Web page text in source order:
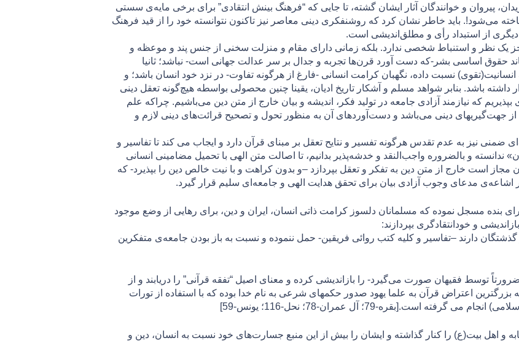
پیروان و خوانندگان آثار ایشان گشته، تا جایی که “فرهنگ بینش انتقادی” برای برخی مایه‌ی سستی
می‌شود!. باید خاطر نشان کرد که روشنفکری دینی معاصر نیز تاکنون نتوانسته خود را از قید فرهنگ
از استبداد رأی و مطلق‌اندیشی است.
یک نظر و استنباط شخصی ندارد. بلکه زمانی دارای مقام و منزلت سخنی از جنس پند و موعظه و
حقوق اساسی بشر-که دست آورد قرن‌ها تجربه و جدال بر سر عدالت جهانی است- نباشد؛ ثانیا
نسبت داده، نگهبان کرامت انسانی -فارغ از هرگونه تفاوت- در نزد خود انسان باشد؛ و
داشته باشد. بنابر شواهد مسلم و آشکار تاریخ اديان، یقینا چنین محصولی بواسطه هیچ‌گونه تعقل دینی
که نیازمند آزادی جامعه در تولید فکر، اندیشه و بیان خارج از متن دین می‌باشیم. چراکه علم
جهت‌گیریهای دینی می‌باشد و دست‌آوردهای آن به منظور تحول و تصحیح قرائت‌های دینی لازم و
ضمنی نیز به عدم تقدس هرگونه تفسیر و نتایح تعقل بر مبنای قرآن دارد و ایجاب می کند تا تفاسیر و
ندانسته و بالضروره واجب‌النقد و خدشه‌پذیر بدانیم، تا اصالت متن الهی با تحمیل مضامینی انسانی
مجاز است خارج از متن دین به تفکر و تعقل بپردازد –و بدون کراهت و با نیت خالص دین را بپذیرد- که
اشاعه‌ی مدعای وجوب آزادی بیان برای تحقق هدایت الهی و جامعه‌ای سليم قرار گیرد.
بنده مسجل نموده که مسلمانان دلسوز كرامت ذاتی انسان، ایران و دین، برای رهایی از وضع موجود
و خودانتقادگری بپردازند:
گذشتگان دارند –تفاسير و كليه كتب روائی فريقين- حمل ننموده و نسبت به باز بودن جامعه‌‌ی متفکرین
توسط فقیهان صورت می‌گیرد- را بازاندیشی کرده و معنای اصیل “تفقه قرآنی” را دریابند و از
اعتراض قرآن به علما يهود صدور حكمهای شرعی به نام خدا بوده كه با استفاده از تورات
است.[بقره-79؛ آل عمران-78؛ نحل-116؛ يونس-59]
و اهل بیت(ع) را کنار گذاشته و ایشان را بیش از این منبع جسارت‌‌های خود نسبت به انسان، دین و